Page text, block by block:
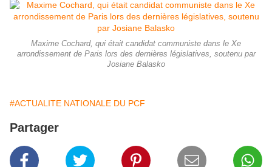
Maxime Cochard, qui était candidat communiste dans le Xe
arrondissement de Paris lors des dernières législatives, soutenu par
Josiane Balasko
#ACTUALITE NATIONALE DU PCF
Partager